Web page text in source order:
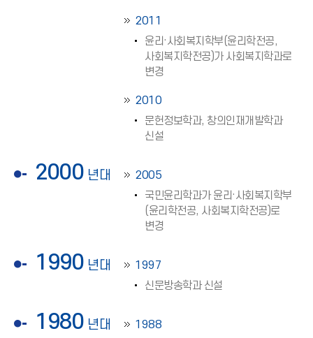
2011
윤리·사회복지학부(윤리학전공,
사회복지학전공)가 사회복지학과로
변경
2010
문헌정보학과, 창의인재개발학과
신설
2000 년대
2005
국민윤리학과가 윤리·사회복지학부
(윤리학전공, 사회복지학전공)로
변경
1990 년대
1997
신문방송학과 신설
1980 년대
1988